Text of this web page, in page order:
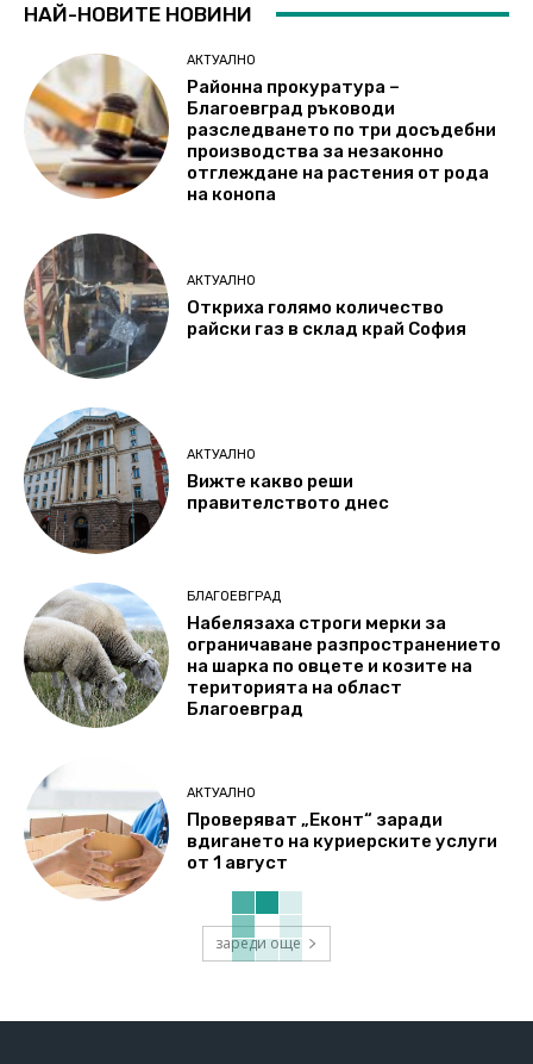
НАЙ-НОВИТЕ НОВИНИ
АКТУАЛНО
Районна прокуратура –
Благоевград ръководи
разследването по три досъдебни
производства за незаконно
отглеждане на растения от рода
на конопа
АКТУАЛНО
Откриха голямо количество
райски газ в склад край София
АКТУАЛНО
Вижте какво реши
правителството днес
БЛАГОЕВГРАД
Набелязаха строги мерки за
ограничаване разпространението
на шарка по овцете и козите на
територията на област
Благоевград
АКТУАЛНО
Проверяват „Еконт“ заради
вдигането на куриерските услуги
от 1 август
зареди още